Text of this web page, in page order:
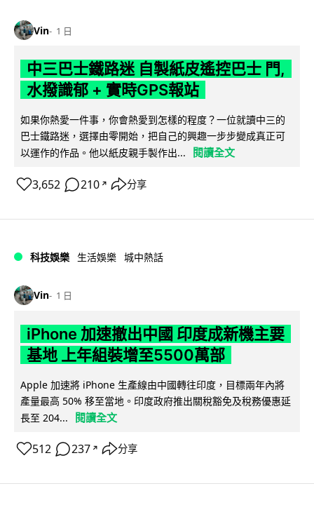
Vin 1 日
中三巴士鐵路迷 自製紙皮遙控巴士 門,
水撥識郁 + 實時GPS報站
如果你熱愛一件事，你會熱愛到怎樣的程度？一位就讀中三的
巴士鐵路迷，選擇由零開始，把自己的興趣一步步變成真正可
以運作的作品。他以紙皮親手製作出...
閱讀全文
3,652 210 ↗ 分享
科技娛樂 生活娛樂 城中熱話
Vin 1 日
iPhone 加速撤出中國 印度成新機主要
基地 上年組裝增至5500萬部
Apple 加速將 iPhone 生產線由中國轉往印度，目標兩年內將
產量最高 50% 移至當地。印度政府推出關稅豁免及稅務優惠延
長至 204...
閱讀全文
512 237 ↗ 分享